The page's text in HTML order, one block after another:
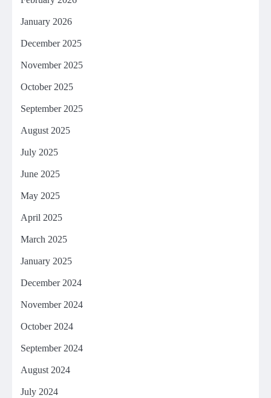
January 2026
December 2025
November 2025
October 2025
September 2025
August 2025
July 2025
June 2025
May 2025
April 2025
March 2025
January 2025
December 2024
November 2024
October 2024
September 2024
August 2024
July 2024